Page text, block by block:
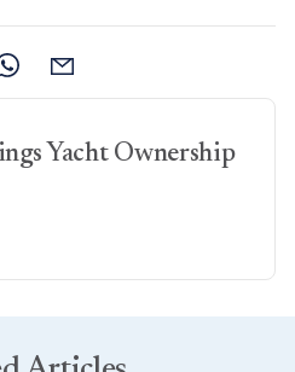
Yacht Ownership